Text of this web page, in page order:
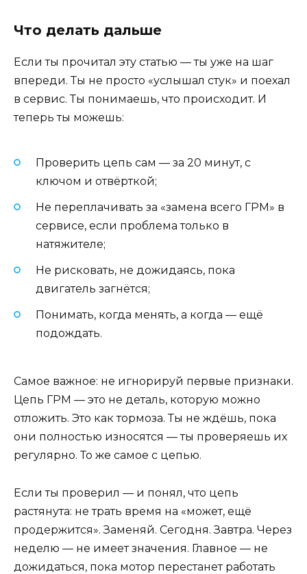
Что делать дальше
Если ты прочитал эту статью — ты уже на шаг
впереди. Ты не просто «услышал стук» и поехал
в сервис. Ты понимаешь, что происходит. И
теперь ты можешь:
Проверить цепь сам — за 20 минут, с
ключом и отвёрткой;
Не переплачивать за «замена всего ГРМ» в
сервисе, если проблема только в
натяжителе;
Не рисковать, не дожидаясь, пока
двигатель загнётся;
Понимать, когда менять, а когда — ещё
подождать.
Самое важное: не игнорируй первые признаки.
Цепь ГРМ — это не деталь, которую можно
отложить. Это как тормоза. Ты не ждёшь, пока
они полностью износятся — ты проверяешь их
регулярно. То же самое с цепью.
Если ты проверил — и понял, что цепь
растянута: не трать время на «может, ещё
продержится». Заменяй. Сегодня. Завтра. Через
неделю — не имеет значения. Главное — не
дожидаться, пока мотор перестанет работать